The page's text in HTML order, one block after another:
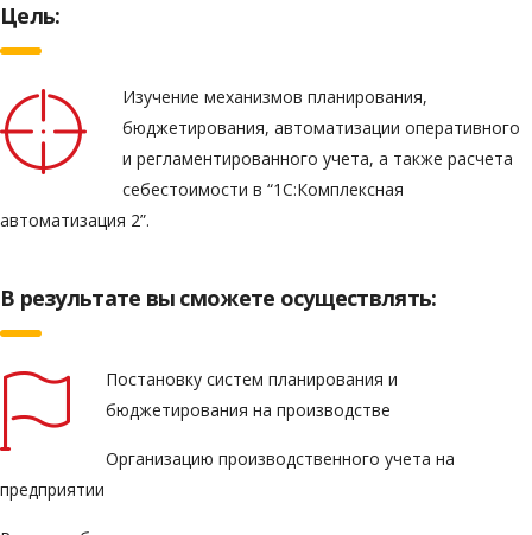
Цель:
Изучение механизмов планирования,
бюджетирования, автоматизации оперативного
и регламентированного учета, а также расчета
себестоимости в “1С:Комплексная
автоматизация 2”.
В результате вы сможете осуществлять:
Постановку систем планирования и
бюджетирования на производстве
Организацию производственного учета на
предприятии